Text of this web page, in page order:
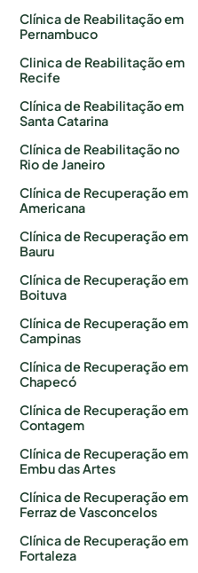
Clínica de Reabilitação em
Pernambuco
Clinica de Reabilitação em
Recife
Clínica de Reabilitação em
Santa Catarina
Clínica de Reabilitação no
Rio de Janeiro
Clínica de Recuperação em
Americana
Clínica de Recuperação em
Bauru
Clínica de Recuperação em
Boituva
Clínica de Recuperação em
Campinas
Clínica de Recuperação em
Chapecó
Clínica de Recuperação em
Contagem
Clínica de Recuperação em
Embu das Artes
Clínica de Recuperação em
Ferraz de Vasconcelos
Clínica de Recuperação em
Fortaleza